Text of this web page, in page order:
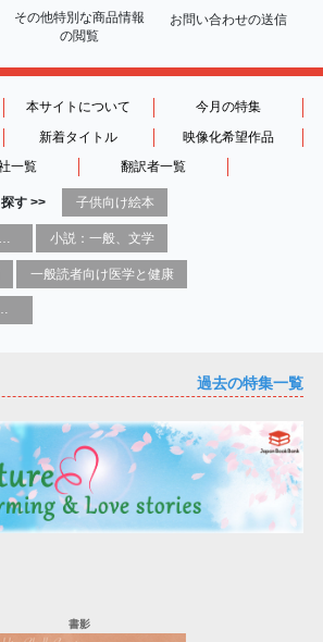
その他特別な商品情報
の閲覧
お問い合わせの送信
本サイトについて
今月の特集
新着タイトル
映像化希望作品
一覧
翻訳者一覧
す >> 子供向け絵本
小説：一般、文学
一般読者向け医学と健康
)向け一般：芸術&芸術家
過去の特集一覧